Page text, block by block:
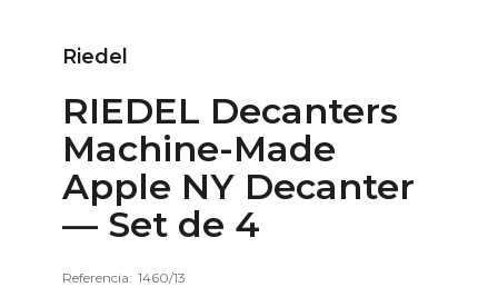
Riedel
RIEDEL Decanters
Machine-Made
Apple NY Decanter
— Set de 4
Referencia: 1460/13